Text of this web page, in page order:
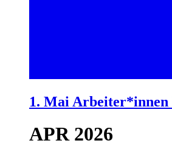
1. Mai Arbeiter*innen
APR 2026